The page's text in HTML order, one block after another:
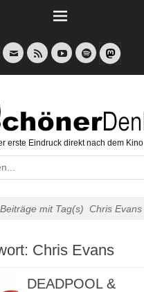
E-
Mail
Feed YouTubeSpotify
erste Eindruck direkt nach dem Kino
Beiträge mit Tag(s) Chris Evans
Chris Evans
DEADPOOL &